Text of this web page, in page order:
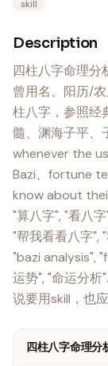
skill
Description
四柱八字命理分
曾用名、阳历/
柱八字，参照经
髓、渊海子平、
whenever the
Bazi、fortune
know about
"算八字", "看八
"帮我看看八字",
"bazi analysis",
运势", "命运分析
四柱八字命理分